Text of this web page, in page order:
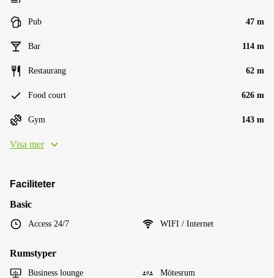
Pub 47 m
Bar 114 m
Restaurang 62 m
Food court 626 m
Gym 143 m
Visa mer
Faciliteter
Basic
Access 24/7 WIFI / Internet
Rumstyper
Business lounge Mötesrum